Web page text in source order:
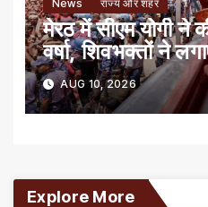
News राज्य और शहर
मेरठ में सीएम योगी ने
वर्षा, शिवभक्तों ने
AUG 10, 2026
Explore More